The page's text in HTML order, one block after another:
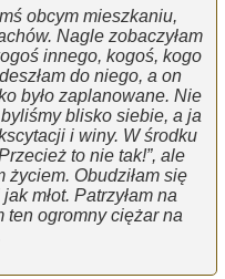
obcym mieszkaniu,
Nagle zobaczyłam
innego, kogoś, kogo
do niego, a on
było zaplanowane. Nie
blisko siebie, a ja
i winy. W środku
to nie tak!”, ale
życiem. Obudziłam się
młot. Patrzyłam na
ten ogromny ciężar na